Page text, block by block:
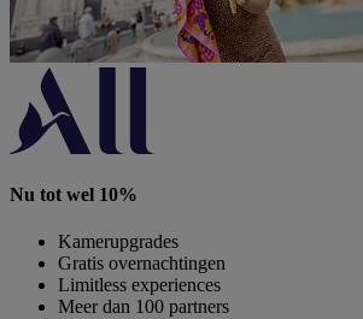
Nu tot wel 10%
Kamerupgrades
Gratis overnachtingen
Limitless experiences
Meer dan 100 partners